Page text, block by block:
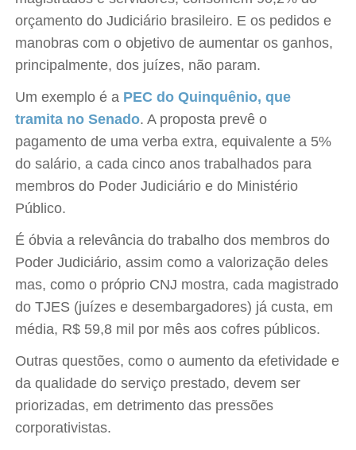
orçamento do Judiciário brasileiro. E os pedidos e
manobras com o objetivo de aumentar os ganhos,
principalmente, dos juízes, não param.
Um exemplo é a PEC do Quinquênio, que
tramita no Senado. A proposta prevê o
pagamento de uma verba extra, equivalente a 5%
do salário, a cada cinco anos trabalhados para
membros do Poder Judiciário e do Ministério
Público.
É óbvia a relevância do trabalho dos membros do
Poder Judiciário, assim como a valorização deles
mas, como o próprio CNJ mostra, cada magistrado
do TJES (juízes e desembargadores) já custa, em
média, R$ 59,8 mil por mês aos cofres públicos.
Outras questões, como o aumento da efetividade e
da qualidade do serviço prestado, devem ser
priorizadas, em detrimento das pressões
corporativistas.